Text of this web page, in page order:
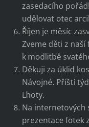
zasedacího
udělovat otec
Říjen je měsíc
Zveme děti z
k modlitbě
Děkuji za úklid
Návojné. Příští
Lhoty.
Na internetových
prezentace fotek